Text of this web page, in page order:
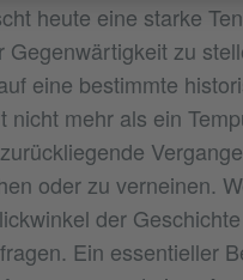
heute eine starke
zu
eine bestimmte
mehr als ein
oder zu verneinen.
der
Ein essentieller